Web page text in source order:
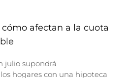
afectan a la cuota
julio supondrá
hogares con una hipoteca